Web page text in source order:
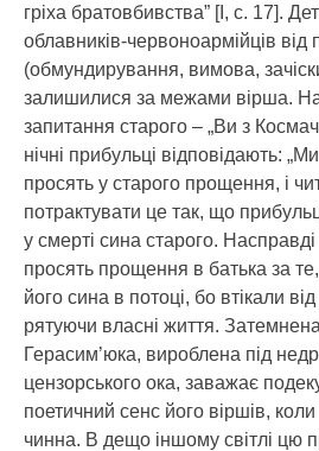
гріха братовбивства” [І, с. 17].
облавників-червоноармійців від
(обмундирування, вимова,
залишилися за межами вірша.
запитання старого – „Ви з
нічні прибульці відповідають:
просять у старого прощення, і
потрактувати це так, що
у смерті сина старого.
просять прощення в батька за
його сина в потоці, бо втікали
рятуючи власні життя.
Герасим’юка, вироблена під
цензорського ока, заважає
поетичний сенс його віршів,
чинна. В дещо іншому світлі цю